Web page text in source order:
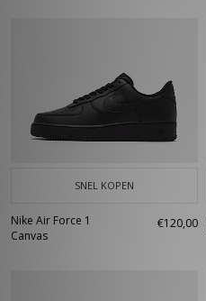
SNEL KOPEN
Nike Air Force 1
Canvas
€120,00